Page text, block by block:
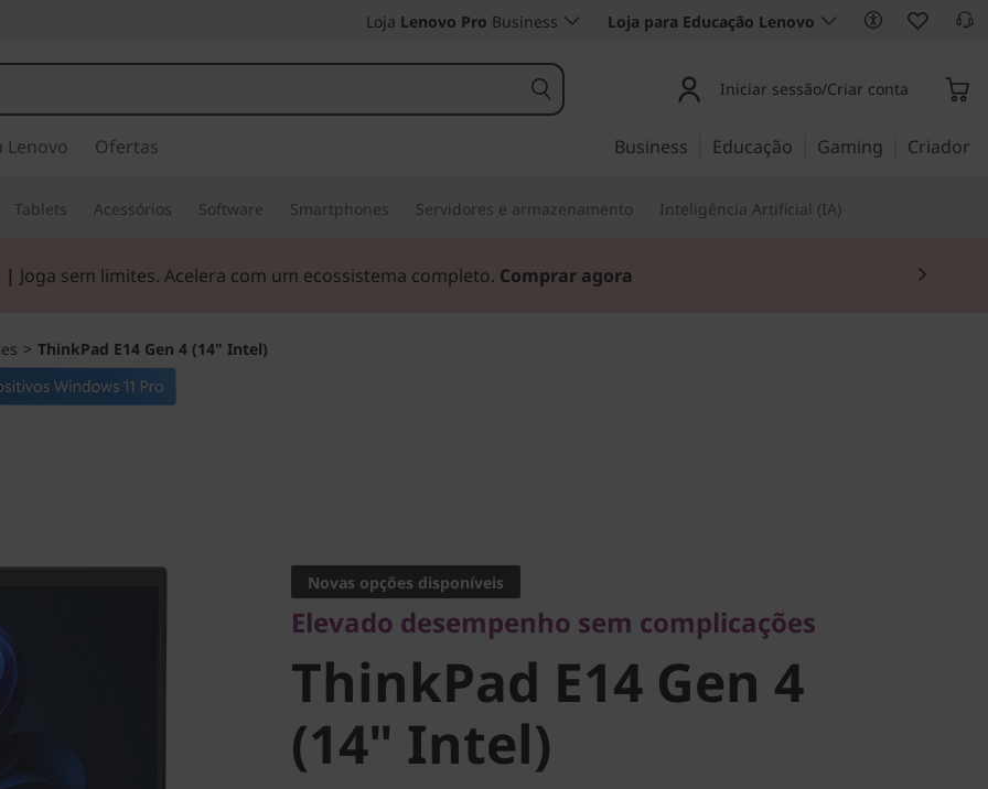
Loja Lenovo Pro Business Loja para Educação Lenovo
Iniciar sessão/Criar conta
Lenovo Ofertas Business Educação Gaming Criador
Tablets Acessórios Software Smartphones Servidores e armazenamento Inteligência Artificial (IA)
| Joga sem limites. Acelera com um ecossistema completo. Comprar agora
> ThinkPad E14 Gen 4 (14" Intel)
ThinkPad E14 Gen 4
(14" Intel)
Novas opções disponíveis
Elevado desempenho sem complicações
ThinkPad E14 Gen 4
(14" Intel)